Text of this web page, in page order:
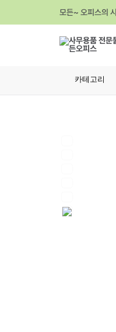
모든~ 오피스의
카테고리